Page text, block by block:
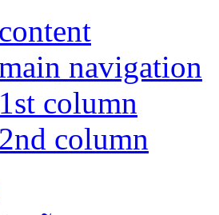
navigation
column
column